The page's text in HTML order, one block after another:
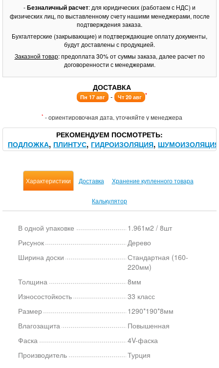
-Безналичный расчет: для юридических (работаем с НДС) и
физических лиц, по выставленному счету нашими менеджерами, после
подтверждения заказа.
Бухгалтерские (закрывающие) и подтверждающие оплату документы,
будут доставлены с продукцией.
Заказной товар: предоплата 30% от суммы заказа, далее расчет по
договоренности с менеджерами.
ДОСТАВКА
Пн 17 авг - Чт 20 авг *
* - ориентировочная дата, уточняйте у менеджера
РЕКОМЕНДУЕМ ПОСМОТРЕТЬ
ПОДЛОЖКА ПЛИНТУС ГИДРОИЗОЛЯЦИЯ ШУМОИЗОЛЯЦИЯ
Характеристики Доставка Хранение купленного товара
Калькулятор
В одной упаковке
1.961м2 / 8шт
Рисунок
Дерево
Ширина доски
Стандартная (160-
220мм)
Толщина
8мм
Износостойкость
33 класс
Размер
1290*190*8мм
Влагозащита
Повышенная
Фаска
4V-фаска
Производитель
Турция